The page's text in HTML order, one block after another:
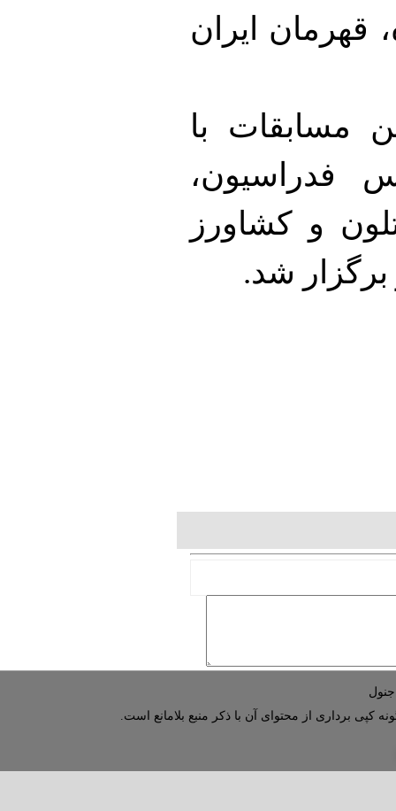
نقره، قهرمان ایران
مسابقات با
فدراسیون،
و کشاورز
برگزار شد.
کپی برداری از محتوای آن با ذکر منبع بلامانع است.